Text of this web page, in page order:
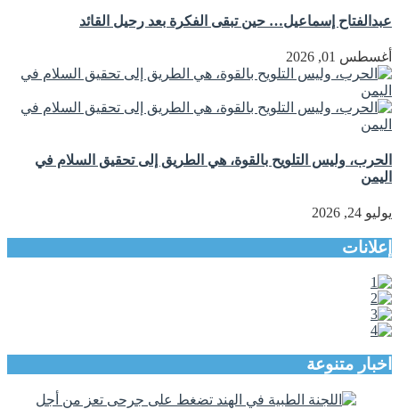
عبدالفتاح إسماعيل… حين تبقى الفكرة بعد رحيل القائد
أغسطس 01, 2026
الحرب، وليس التلويح بالقوة، هي الطريق إلى تحقيق السلام في
اليمن
يوليو 24, 2026
إعلانات
اخبار متنوعة